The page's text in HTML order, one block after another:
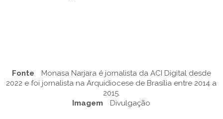
Fonte
Monasa Narjara é jornalista da ACI Digital desde
2022 e foi jornalista na Arquidiocese de Brasília entre 2014 a
2015.
Imagem
Divulgação